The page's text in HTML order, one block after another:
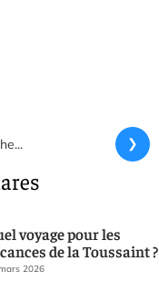
voyage pour les
de la Toussaint ?
2026